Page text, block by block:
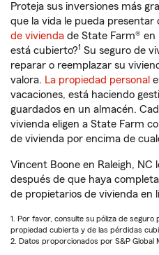
Proteja sus inversiones más
que la vida le pueda presentar
de vivienda de State Farm® en
está cubierto?1 Su seguro de
reparar o reemplazar su
valora. La propiedad personal
vacaciones, está haciendo
guardados en un almacén.
vivienda eligen a State Farm
de vivienda por encima de
Vincent Boone en Raleigh, NC
después de que haya
de propietarios de vivienda en
1. Por favor, consulte su póliza de
propiedad cubierta y de las pérdidas
2. Datos proporcionados por S&P Global